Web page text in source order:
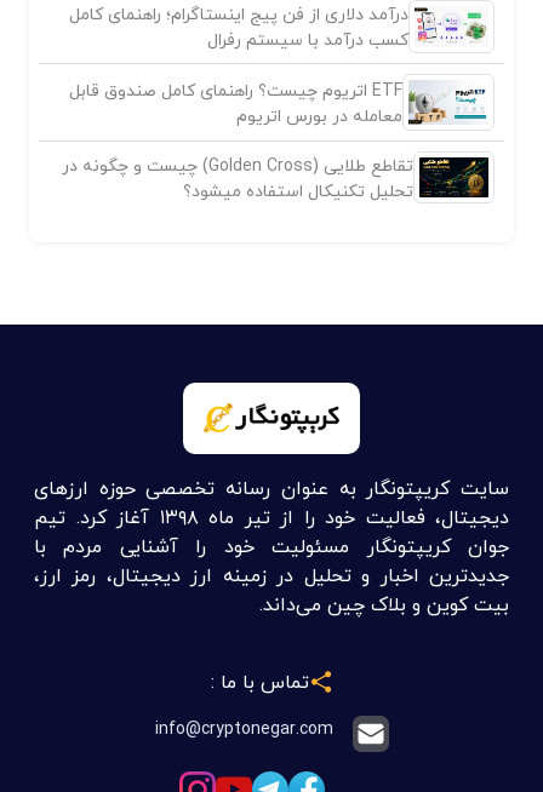
درآمد دلاری از فن پیج اینستاگرام؛ راهنمای کامل
کسب درآمد با سیستم رفرال
ETF اتریوم چیست؟ راهنمای کامل صندوق قابل
معامله در بورس اتریوم
تقاطع طلایی (Golden Cross) چیست و چگونه در
تحلیل تکنیکال استفاده میشود؟
سایت کریپتونگار به عنوان رسانه تخصصی حوزه ارزهای
دیجیتال، فعالیت خود را از تیر ماه ۱۳۹۸ آغاز کرد. تیم
جوان کریپتونگار مسئولیت خود را آشنایی مردم با
جدیدترین اخبار و تحلیل در زمینه ارز دیجیتال، رمز ارز،
بیت کوین و بلاک چین می‌داند.
تماس با ما :
info@cryptonegar.com